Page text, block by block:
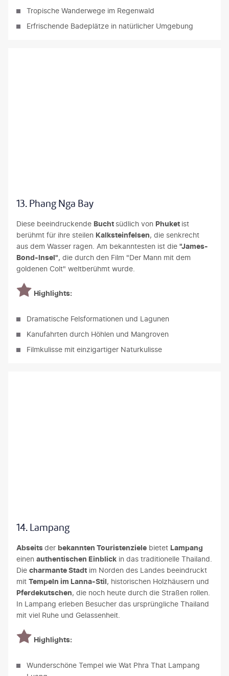
Tropische Wanderwege im Regenwald
Erfrischende Badeplätze in natürlicher Umgebung
13. Phang Nga Bay
Diese beeindruckende Bucht südlich von Phuket ist
berühmt für ihre steilen Kalksteinfelsen, die senkrecht
aus dem Wasser ragen. Am bekanntesten ist die "James-
Bond-Insel", die durch den Film "Der Mann mit dem
goldenen Colt" weltberühmt wurde.
Highlights:
Dramatische Felsformationen und Lagunen
Kanufahrten durch Höhlen und Mangroven
Filmkulisse mit einzigartiger Naturkulisse
14. Lampang
Abseitsder bekannten Touristenziele bietet Lampang
einen authentischen Einblick in das traditionelle Thailand.
Die charmante Stadt im Norden des Landes beeindruckt
mit Tempeln im Lanna-Stil, historischen Holzhäusern und
Pferdekutschen, die noch heute durch die Straßen rollen.
In Lampang erleben Besucher das ursprüngliche Thailand
mit viel Ruhe und Gelassenheit.
Highlights:
Wunderschöne Tempel wie Wat Phra That Lampang